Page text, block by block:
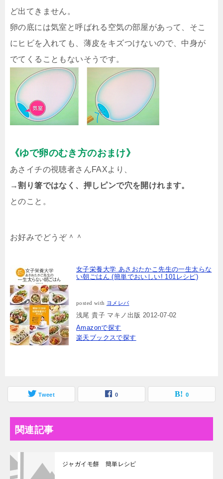
ど出てきません。
卵の底には気室と呼ばれる空気の部屋があって、そこ
にヒビを入れても、薄皮をキズつけないので、中身が
でてくることもないそうです。
《ゆで卵のむき方のおまけ》
あさイチの視聴者さんFAXより、
→割り箸ではなく、押しピンで穴を開けれます。
とのこと。
お好みでどうぞ＾＾
女子栄養大学 あさおたかこ先生の一生太らな
い朝ごはん (簡単でおいしい! 101レシピ)
posted with ヨメレバ
浅尾 貴子 マキノ出版 2012-07-02
Amazonで探す
楽天ブックスで探す
Tweet 0 0
関連記事
ジャガイモ餅 簡単レシピ